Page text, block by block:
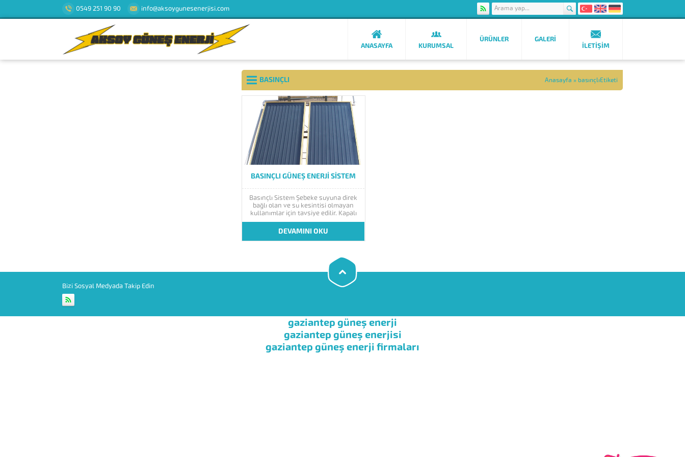
0549 251 90 90 info@aksoygunesenerjisi.com
ANASAYFA KURUMSAL
ÜRÜNLER GALERI
İLETIŞIM
BASINÇLI Anasayfa » basınçlıEtiketi
BASINÇLI GÜNEŞ ENERJI SISTEM
Basınçlı Sistem Şebeke suyuna direk
bağlı olan ve su kesintisi olmayan
kullanımlar için tavsiye edilir. Kapalı
ve açık devre olmak üzere ikiye ayrılır.
Kapalı devre dediğimiz sistem
antifirizli sistemdir. Açık devre
sistemimiz ise antifiriz koyma derdi
DEVAMINI OKU
Bizi Sosyal Medyada Takip Edin
gaziantep güneş enerji
gaziantep güneş enerjisi
gaziantep güneş enerji firmaları